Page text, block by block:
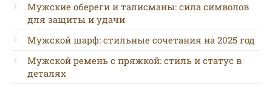
Мужские обереги и талисманы: сила символов
для защиты и удачи
Мужской шарф: стильные сочетания на 2025 год
Мужской ремень с пряжкой: стиль и статус в
деталях